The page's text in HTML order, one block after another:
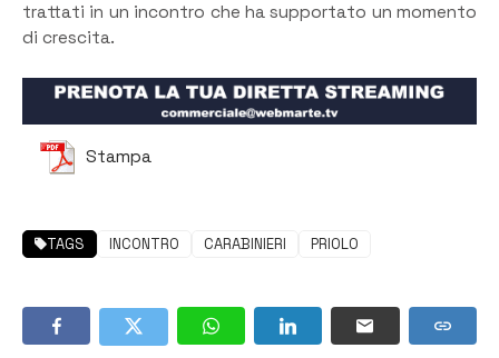
trattati in un incontro che ha supportato un momento
di crescita.
Stampa
TAGS INCONTRO CARABINIERI PRIOLO